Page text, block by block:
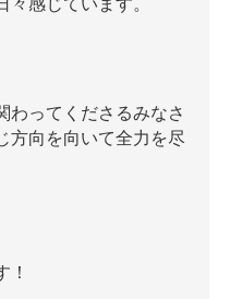
々感じています。
わってくださるみなさ
方向を向いて全力を尽
！